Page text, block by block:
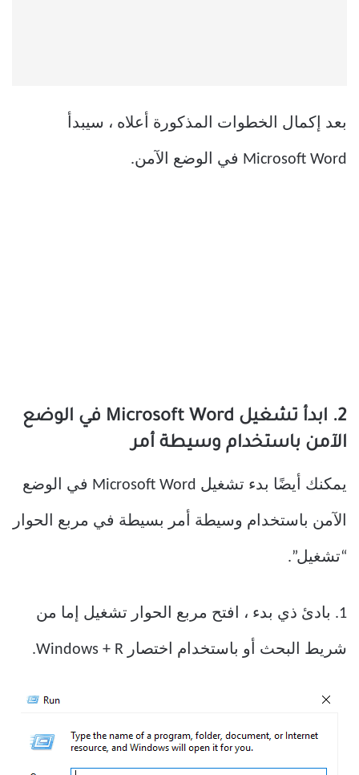
بعد إكمال الخطوات المذكورة أعلاه ، سيبدأ
Microsoft Word في الوضع الآمن.
2. ابدأ تشغيل Microsoft Word في الوضع
الآمن باستخدام وسيطة أمر
يمكنك أيضًا بدء تشغيل Microsoft Word في الوضع
الآمن باستخدام وسيطة أمر بسيطة في مربع الحوار
“تشغيل”.
1. بادئ ذي بدء ، افتح مربع الحوار تشغيل إما من
شريط البحث أو باستخدام اختصار Windows + R.